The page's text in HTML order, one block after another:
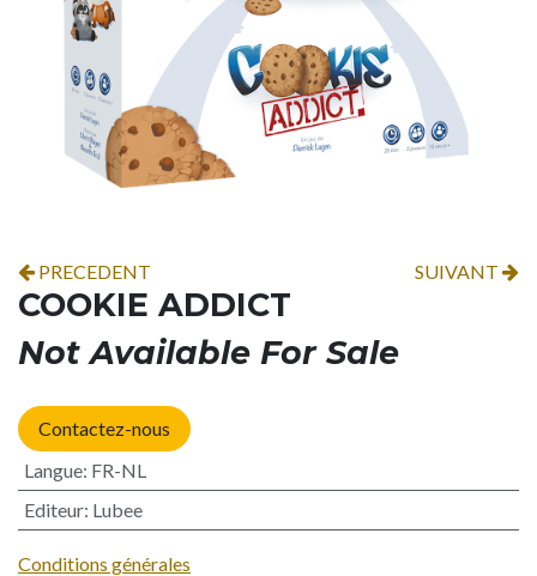
PRECEDENT SUIVANT
COOKIE ADDICT
Not Available For Sale
Contactez-nous
Langue: FR-NL
Editeur: Lubee
Conditions générales